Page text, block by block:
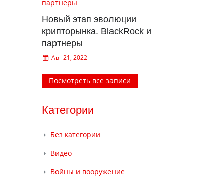
Новый этап эволюции
крипторынка. BlackRock и
партнеры
Авг 21, 2022
Посмотреть все записи
Категории
Без категории
Видео
Войны и вооружение